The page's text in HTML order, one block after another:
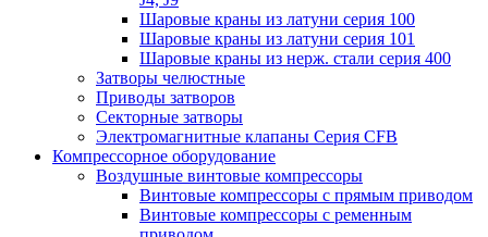
Шаровые краны из латуни серия 100
Шаровые краны из латуни серия 101
Шаровые краны из нерж. стали серия 400
Затворы челюстные
Приводы затворов
Секторные затворы
Электромагнитные клапаны Серия CFB
Компрессорное оборудование
Воздушные винтовые компрессоры
Винтовые компрессоры с прямым приводом
Винтовые компрессоры с ременным